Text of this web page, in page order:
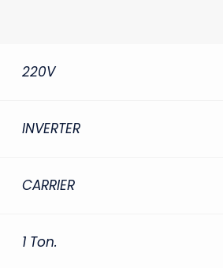
220V
INVERTER
CARRIER
1 Ton.